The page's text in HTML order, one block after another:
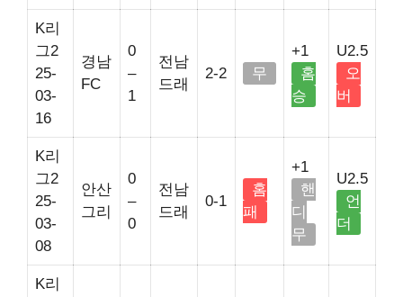
K리
그2
25-
03-
16
경남
FC
0
–
1
전남
드래
2-2 무
+1
홈
승
U2.5
오
버
K리
그2
25-
03-
08
안산
그리
0
–
0
전남
드래
0-1
홈
패
+1
핸
디
무
U2.5
언
더
K리